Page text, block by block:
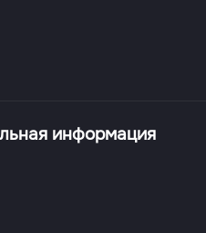
информация